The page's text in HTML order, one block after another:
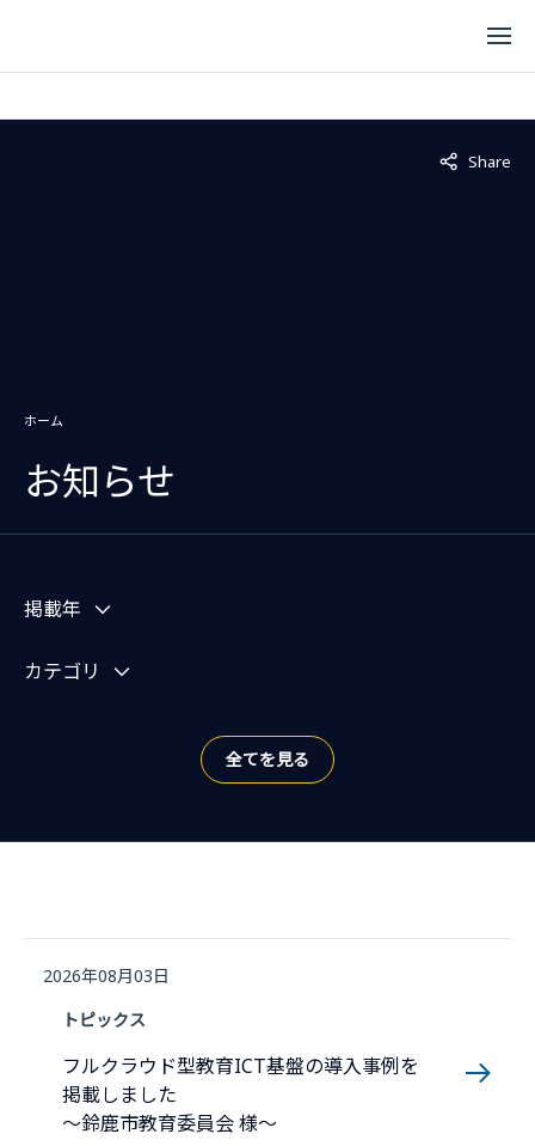
ホーム
お知らせ
Share
Not
掲載年
カテゴリ
全てを見る
2026年08月03日
トピックス
フルクラウド型教育ICT基盤の導入事例を
掲載しました
～鈴鹿市教育委員会 様～